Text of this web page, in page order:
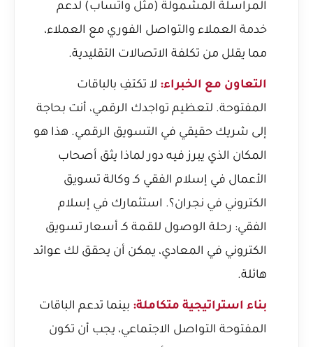
المراسلة المشمولة (مثل واتساب) لدعم
خدمة العملاء والتواصل الفوري مع العملاء،
مما يقلل من تكلفة الاتصالات التقليدية.
التعاون مع الخبراء: لا تكتفِ بالباقات
المفتوحة. لتعظيم تواجدك الرقمي، أنت بحاجة
إلى شريك حقيقي في التسويق الرقمي. هذا هو
المكان الذي يبرز فيه دورلماذا يثق أصحاب
الأعمال في إسلام الفقي كـ وكالة تسويق
الكتروني في نجران؟. استثمارك في إسلام
الفقي: رحلة الوصول للقمة كـ أسعار تسويق
الكتروني في المعادي، يمكن أن يحقق لك عوائد
هائلة.
بناء استراتيجية متكاملة: بينما تدعم الباقات
المفتوحة التواصل الاجتماعي، يجب أن تكون